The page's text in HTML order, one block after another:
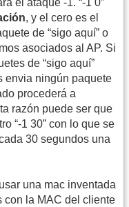
, y el cero es el
de “sigo aquí” o
asociados al AP. Si
de “sigo aquí”
envia ningún paquete
procederá a
razón puede ser que
“-1 30” con lo que se
30 segundos una
una mac inventada
con la MAC del cliente